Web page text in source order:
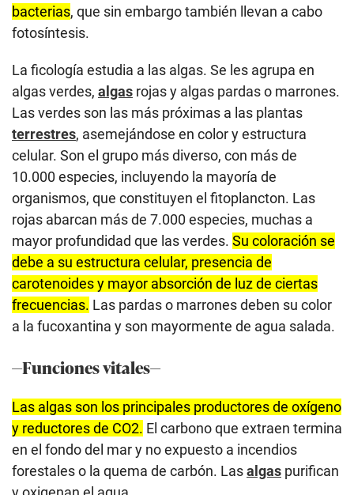
bacterias, que sin embargo también llevan a cabo
fotosíntesis.
La ficología estudia a las algas. Se les agrupa en
algas verdes, algas rojas y algas pardas o marrones.
Las verdes son las más próximas a las plantas
terrestres, asemejándose en color y estructura
celular. Son el grupo más diverso, con más de
10.000 especies, incluyendo la mayoría de
organismos, que constituyen el fitoplancton. Las
rojas abarcan más de 7.000 especies, muchas a
mayor profundidad que las verdes. Su coloración se
debe a su estructura celular, presencia de
carotenoides y mayor absorción de luz de ciertas
frecuencias. Las pardas o marrones deben su color
a la fucoxantina y son mayormente de agua salada.
—Funciones vitales—
Las algas son los principales productores de oxígeno
y reductores de CO2. El carbono que extraen termina
en el fondo del mar y no expuesto a incendios
forestales o la quema de carbón. Lasalgas purifican